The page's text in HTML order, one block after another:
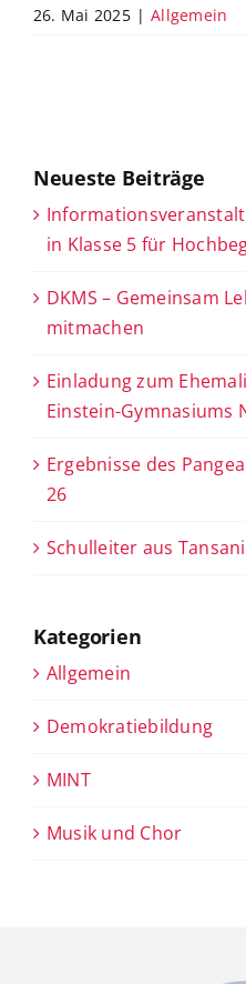
26. Mai 2025 | Allgemein
Neueste Beiträge
in Klasse 5 für
DKMS – Gemeinsam
mitmachen
Einladung zum
Einstein-Gymnasiums
Ergebnisse des
26
Schulleiter aus
Kategorien
Allgemein
Demokratiebildung
MINT
Musik und Chor